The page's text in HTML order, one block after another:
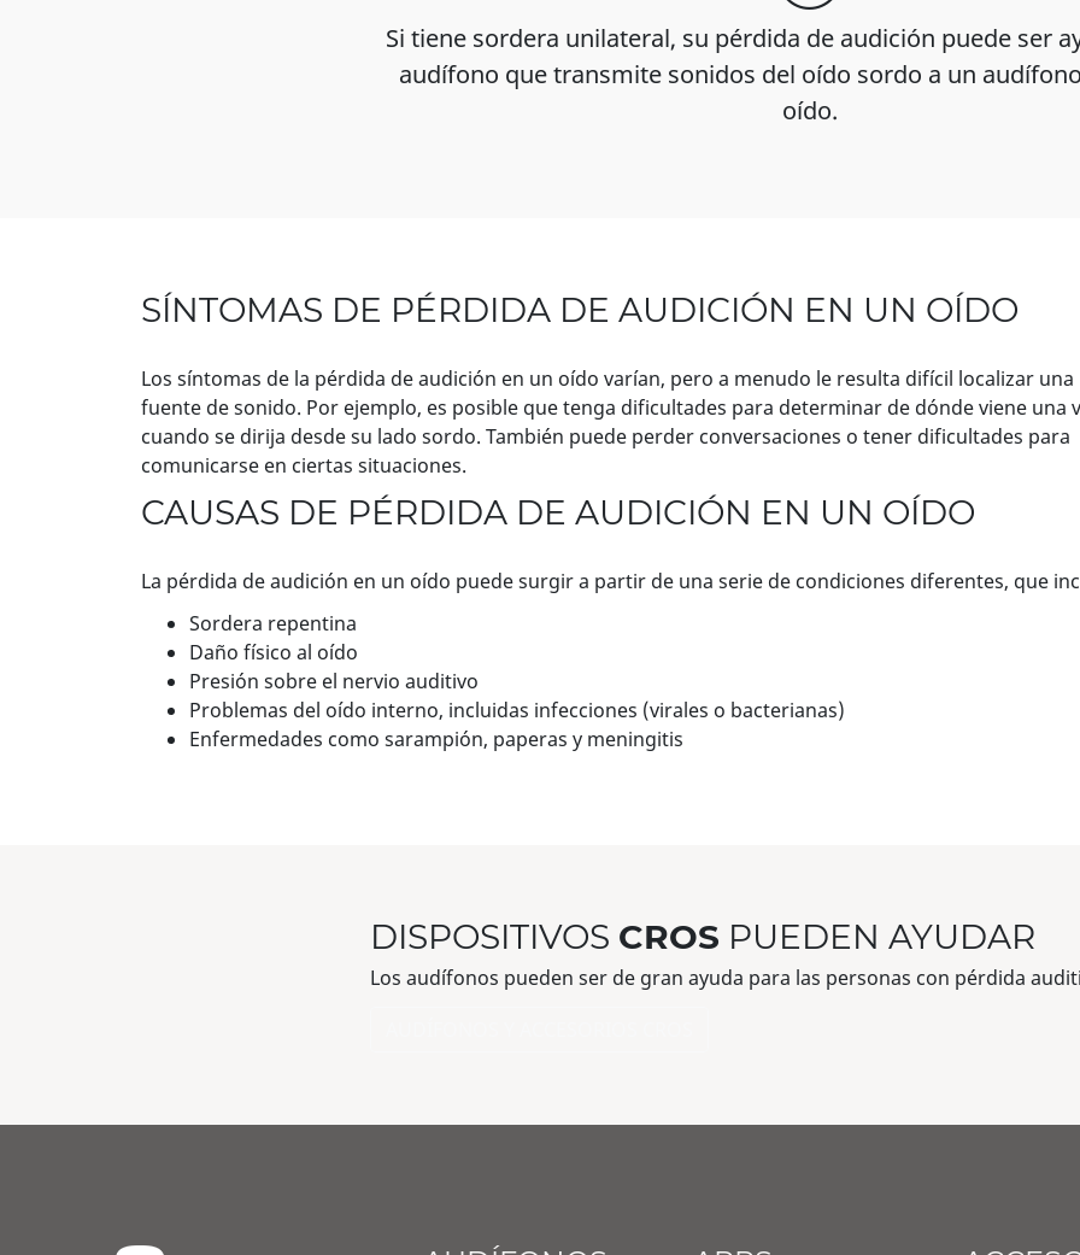
Si tiene sordera unilateral, su pérdida de audición puede ser
audífono que transmite sonidos del oído sordo a un
oído.
SÍNTOMAS DE PÉRDIDA DE AUDICIÓN EN UN OÍDO
Los síntomas de la pérdida de audición en un oído varían, pero a menudo le resulta difícil localizar una
fuente de sonido. Por ejemplo, es posible que tenga dificultades para determinar de dónde viene una
cuando se dirija desde su lado sordo. También puede perder conversaciones o tener dificultades para
comunicarse en ciertas situaciones.
CAUSAS DE PÉRDIDA DE AUDICIÓN EN UN OÍDO
La pérdida de audición en un oído puede surgir a partir de una serie de condiciones diferentes, que
Sordera repentina
Daño físico al oído
Presión sobre el nervio auditivo
Problemas del oído interno, incluidas infecciones (virales o bacterianas)
Enfermedades como sarampión, paperas y meningitis
DISPOSITIVOS CROS PUEDEN AYUDAR
Los audífonos pueden ser de gran ayuda para las personas con pérdida